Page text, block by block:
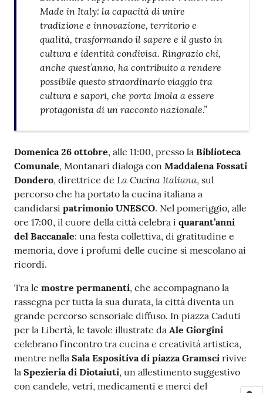
Made in Italy: la capacità di unire
tradizione e innovazione, territorio e
qualità, trasformando il sapere e il gusto in
cultura e identità condivisa. Ringrazio chi,
anche quest’anno, ha contribuito a rendere
possibile questo straordinario viaggio tra
cultura e sapori, che porta Imola a essere
protagonista di un racconto nazionale.”
Domenica 26 ottobre, alle 11:00, presso la Biblioteca
Comunale, Montanari dialoga con Maddalena Fossati
Dondero, direttrice de La Cucina Italiana, sul
percorso che ha portato la cucina italiana a
candidarsi patrimonio UNESCO. Nel pomeriggio, alle
ore 17:00, il cuore della città celebra i quarant’anni
del Baccanale: una festa collettiva, di gratitudine e
memoria, dove i profumi delle cucine si mescolano ai
ricordi.
Tra le mostre permanenti, che accompagnano la
rassegna per tutta la sua durata, la città diventa un
grande percorso sensoriale diffuso. In piazza Caduti
per la Libertà, le tavole illustrate da Ale Giorgini
celebrano l’incontro tra cucina e creatività artistica,
mentre nella Sala Espositiva di piazza Gramsci rivive
la Spezieria di Diotaiuti, un allestimento suggestivo
con candele, vetri, medicamenti e merci del